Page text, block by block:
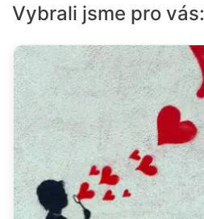
Vybrali jsme pro vás: